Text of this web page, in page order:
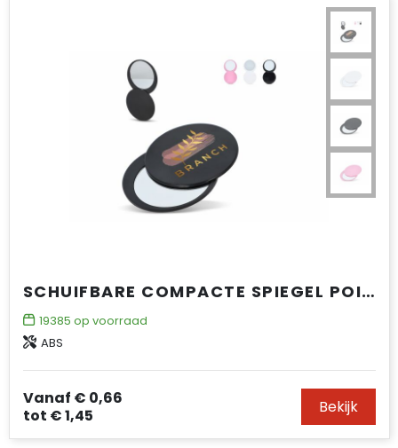
SCHUIFBARE COMPACTE SPIEGEL POISE
19385 op voorraad
ABS
Vanaf € 0,66
tot € 1,45 Bekijk